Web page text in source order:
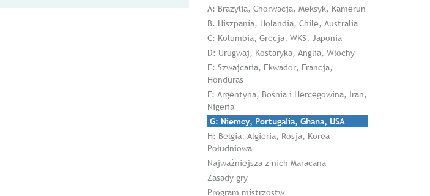
A: Brazylia, Chorwacja, Meksyk, Kamerun
B. Hiszpania, Holandia, Chile, Australia
C: Kolumbia, Grecja, WKS, Japonia
D: Urugwaj, Kostaryka, Anglia, Włochy
E: Szwajcaria, Ekwador, Francja,
Honduras
F: Argentyna, Bośnia i Hercegowina, Iran,
Nigeria
G: Niemcy, Portugalia, Ghana, USA
H: Belgia, Algieria, Rosja, Korea
Południowa
Najważniejsza z nich Maracana
Zasady gry
Program mistrzostw